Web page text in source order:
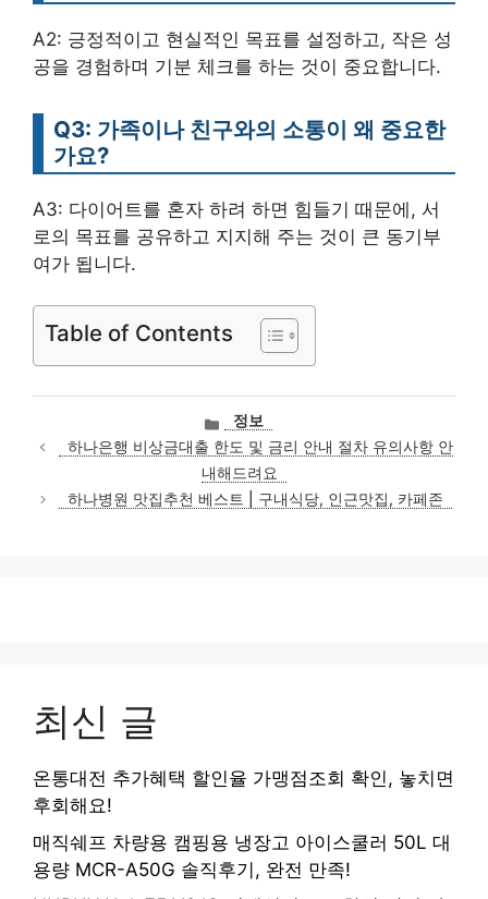
A2: 긍정적이고 현실적인 목표를 설정하고, 작은 성
공을 경험하며 기분 체크를 하는 것이 중요합니다.
Q3: 가족이나 친구와의 소통이 왜 중요한
가요?
A3: 다이어트를 혼자 하려 하면 힘들기 때문에, 서
로의 목표를 공유하고 지지해 주는 것이 큰 동기부
여가 됩니다.
Table of Contents
카
테
고
리
정보
하나은행 비상금대출 한도 및 금리 안내 절차 유의사항 안
내해드려요
하나병원 맛집추천 베스트 | 구내식당, 인근맛집, 카페존
최신 글
온통대전 추가혜택 할인율 가맹점조회 확인, 놓치면
후회해요!
매직쉐프 차량용 캠핑용 냉장고 아이스쿨러 50L 대
용량 MCR-A50G 솔직후기, 완전 만족!